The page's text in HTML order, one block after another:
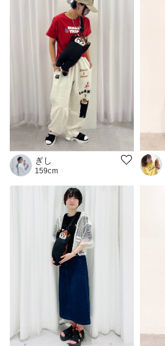
ぎし
159cm